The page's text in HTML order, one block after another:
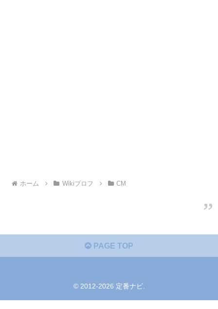
ホーム Wikiプロフ CM
PAGE TOP
© 2012-2026 定番ナビ.